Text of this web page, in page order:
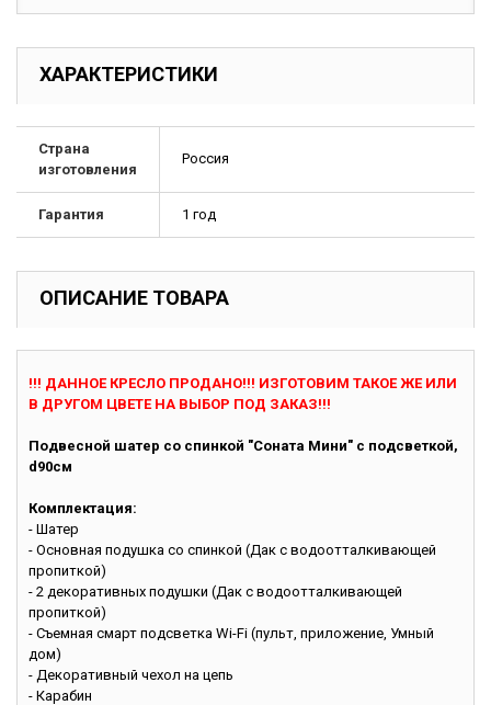
ХАРАКТЕРИСТИКИ
Страна
изготовления
Россия
Гарантия 1 год
ОПИСАНИЕ ТОВАРА
!!! ДАННОЕ КРЕСЛО ПРОДАНО!!! ИЗГОТОВИМ ТАКОЕ ЖЕ ИЛИ
В ДРУГОМ ЦВЕТЕ НА ВЫБОР ПОД ЗАКАЗ!!!
Подвесной шатер со спинкой "Соната Мини" с подсветкой,
d90см
Комплектация:
- Шатер
- Основная подушка со спинкой (Дак с водоотталкивающей
пропиткой)
- 2 декоративных подушки (Дак с водоотталкивающей
пропиткой)
- Съемная смарт подсветка Wi-Fi (пульт, приложение, Умный
дом)
- Декоративный чехол на цепь
- Карабин